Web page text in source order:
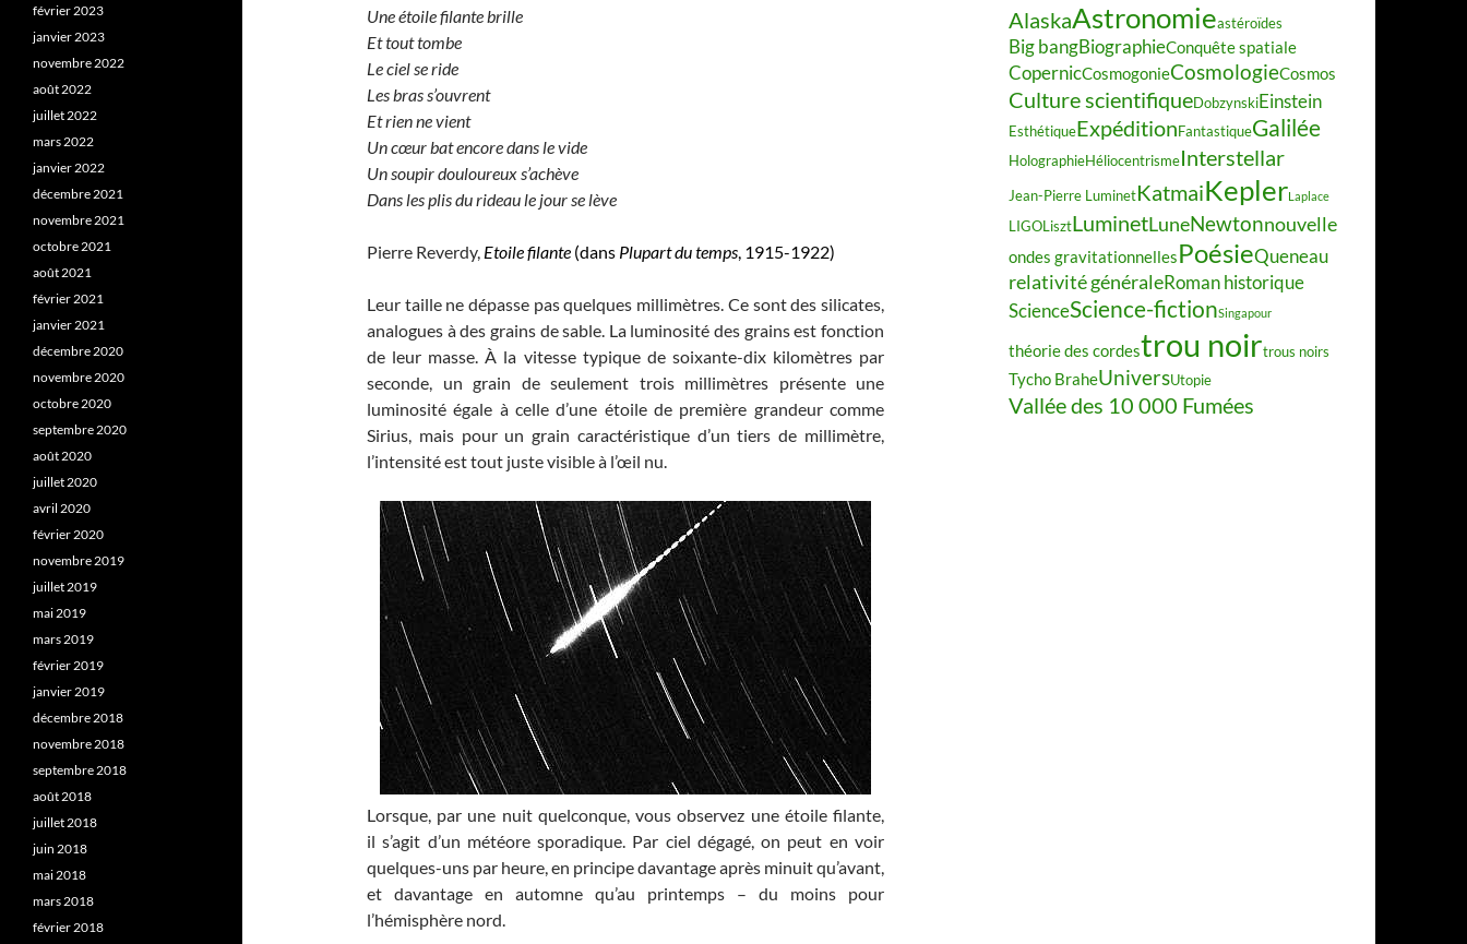
Une étoile filante brille
Et tout tombe
Le ciel se ride
Les bras s’ouvrent
Et rien ne vient
Un cœur bat encore dans le vide
Un soupir douloureux s’achève
Dans les plis du rideau le jour se lève
Pierre Reverdy, Etoile filante (dans Plupart du temps, 1915-1922)
Leur taille ne dépasse pas quelques millimètres. Ce sont des silicates,
analogues à des grains de sable. La luminosité des grains est fonction
de leur masse. À la vitesse typique de soixante-dix kilomètres par
seconde, un grain de seulement trois millimètres présente une
luminosité égale à celle d’une étoile de première grandeur comme
Sirius, mais pour un grain caractéristique d’un tiers de millimètre,
l’intensité est tout juste visible à l’œil nu.
Lorsque, par une nuit quelconque, vous observez une étoile filante,
il s’agit d’un météore sporadique. Par ciel dégagé, on peut en voir
quelques-uns par heure, en principe davantage après minuit qu’avant,
et davantage en automne qu’au printemps – du moins pour
l’hémisphère nord.
AlaskaAstronomieastéroïdes
Big bangBiographieConquête spatiale
CopernicCosmogonieCosmologieCosmos
Culture scientifiqueDobzynskiEinstein
EsthétiqueExpéditionFantastiqueGalilée
HolographieHéliocentrismeInterstellar
Jean-Pierre LuminetKatmaiKeplerLaplace
LIGOLisztLuminetLuneNewtonnouvelle
ondes gravitationnellesPoésieQueneau
relativité généraleRoman historique
ScienceScience-fictionSingapour
théorie des cordestrou noirtrous noirs
Tycho BraheUniversUtopie
Vallée des 10 000 Fumées
février 2023
janvier 2023
novembre 2022
août 2022
juillet 2022
mars 2022
janvier 2022
décembre 2021
novembre 2021
octobre 2021
août 2021
février 2021
janvier 2021
décembre 2020
novembre 2020
octobre 2020
septembre 2020
août 2020
juillet 2020
avril 2020
février 2020
novembre 2019
juillet 2019
mai 2019
mars 2019
février 2019
janvier 2019
décembre 2018
novembre 2018
septembre 2018
août 2018
juillet 2018
juin 2018
mai 2018
mars 2018
février 2018